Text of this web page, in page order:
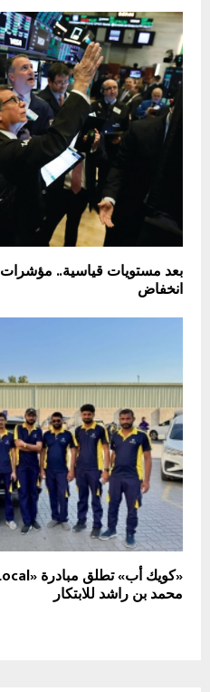
بعد مستويات قياسية.. مؤشرات
انخفاض
محمد بن راشد للابتكار